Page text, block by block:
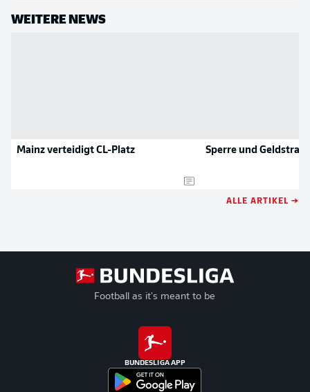
WEITERE NEWS
Mainz verteidigt CL-Platz Sperre und
ALLE ARTIKEL →
Football as it's meant to be
BUNDESLIGA APP